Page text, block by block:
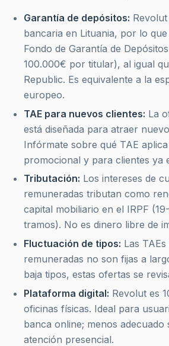
Garantía de depósitos:
bancaria en Lituania, por lo
Fondo de Garantía de
100.000€ por titular), al igual
Republic. Es equivalente a la
europeo.
TAE para nuevos clientes: La
está diseñada para atraer
Infórmate sobre qué TAE
promocional y para clientes ya
Tributación: Los intereses de
remuneradas tributan como
capital mobiliario en el IRPF
tramos). No es dinero libre de
Fluctuación de tipos: Las
remuneradas no son fijas a
baja tipos, estas ofertas se
Plataforma digital: Revolut es
oficinas físicas. Ideal para
banca online; menos adecuado
atención presencial.